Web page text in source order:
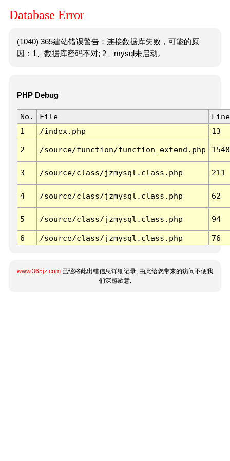
Database Error
(1040) 365建站错误警告：连接数据库失败，可能的原
因：1、数据库密码不对; 2、mysql未启动。
PHP Debug
No. File
Line
1
/index.php 13
2 /source/function/function_extend.php 1548
3 /source/class/jzmysql.class.php 211
4 /source/class/jzmysql.class.php 62
5 /source/class/jzmysql.class.php 94
6 /source/class/jzmysql.class.php 76
www.365jz.com 已经将此出错信息详细记录, 由此给您带来的访问不便我
们深感歉意.